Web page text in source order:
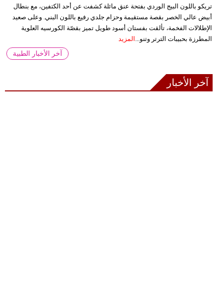
تريكو باللون البيج الوردي بفتحة عنق مائلة كشفت عن أحد الكتفين، مع بنطال
أبيض عالي الخصر بقصة مستقيمة وحزام جلدي رفيع باللون البني. وعلى صعيد
الإطلالات الفخمة، تألقت بفستان أسود طويل تميز بقصّة الكورسيه العلوية
المطرزة بحبيبات الترتر وتنو... المزيد
آخر الأخبار الطبية
آخر الأخبار